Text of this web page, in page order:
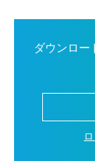
ダウンロー